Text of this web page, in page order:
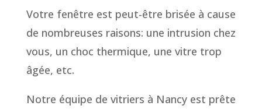
Votre fenêtre est peut-être brisée à cause
de nombreuses raisons: une intrusion chez
vous, un choc thermique, une vitre trop
âgée, etc.
Notre équipe de vitriers à Nancy est prête